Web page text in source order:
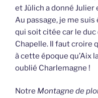
et Jülich a donné Julier
Au passage, je me
qui soit citée car le
Chapelle. Il faut croire
à cette époque qu’Aix
oublié Charlemagne !
Notre Montagne de